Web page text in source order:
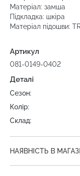
Матеріал: замша
Підкладка: шкіра
Матеріал підошви:
Артикул
081-0149-0402
Деталі
Сезон:
Колір:
Склад:
НАЯВНІСТЬ В